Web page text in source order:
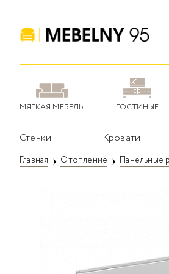
МЯГКАЯ МЕБЕЛЬ ГОСТИНЫЕ
Стенки Кровати
Главная Отопление Панельные